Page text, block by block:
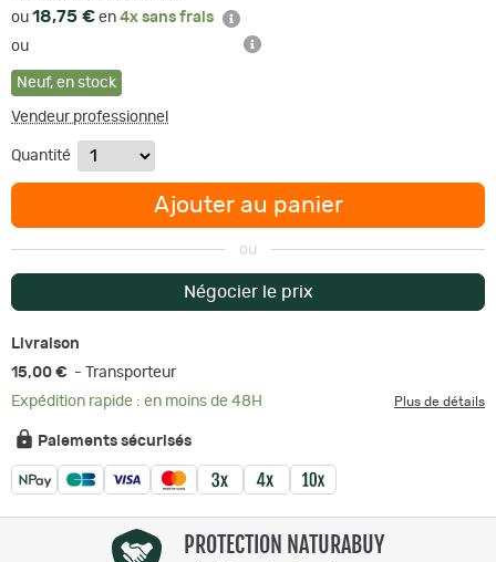
ou 18,75 € en 4x sans frais
ou
Neuf, en stock
Vendeur professionnel
Quantité
Ajouter au panier
ou
Négocier le prix
Livraison
15,00 € - Transporteur
Expédition rapide : en moins de 48H
Plus de détails
Paiements sécurisés
PROTECTION NATURABUY